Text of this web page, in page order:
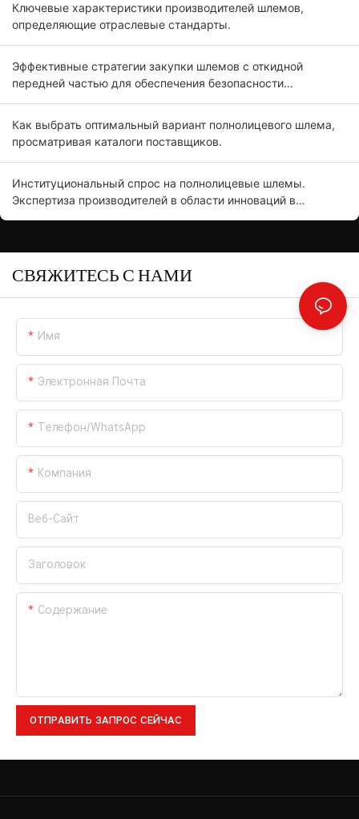
Ключевые характеристики производителей шлемов,
определяющие отраслевые стандарты.
Эффективные стратегии закупки шлемов с откидной
передней частью для обеспечения безопасности
Как выбрать оптимальный вариант полнолицевого шлема,
просматривая каталоги поставщиков.
Институциональный спрос на полнолицевые шлемы.
Экспертиза производителей в области инноваций в
СВЯЖИТЕСЬ С НАМИ
Имя
Электронная Почта
Телефон/WhatsApp
Компания
Веб-Сайт
Заголовок
Содержание
ОТПРАВИТЬ ЗАПРОС СЕЙЧАС